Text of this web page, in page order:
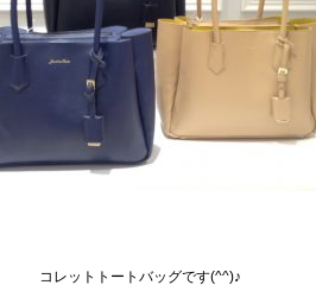
コレットトートバッグです(^^)♪